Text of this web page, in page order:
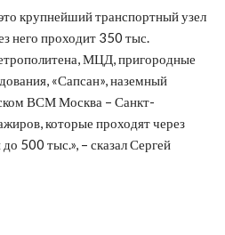
крупнейший транспортный узел
него проходит 350 тыс.
МЦД, пригородные
«Сапсан», наземный
ВСМ Москва – Санкт-
которые проходят через
500 тыс.», – сказал Сергей